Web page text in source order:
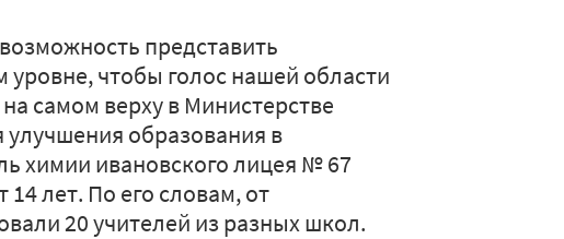
представить
чтобы голос нашей области
самом верху в Министерстве
образования в
химии ивановского лицея № 67
лет. По его словам, от
20 учителей из разных школ.